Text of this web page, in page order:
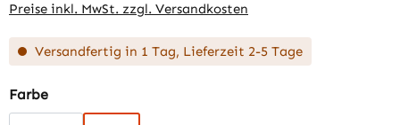
Preise inkl. MwSt. zzgl. Versandkosten
Versandfertig in 1 Tag, Lieferzeit 2-5 Tage
Farbeauswählen